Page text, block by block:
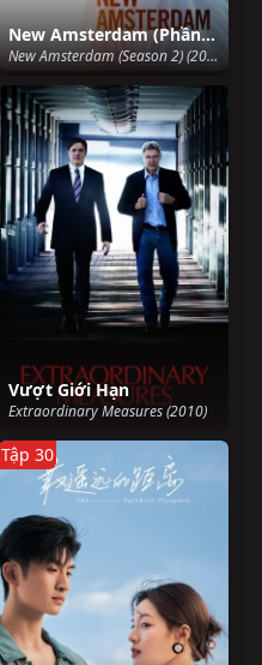
New Amsterdam (Phần 2)
New Amsterdam (Season 2) (2019)
Vượt Giới Hạn
Extraordinary Measures (2010)
Tập 30